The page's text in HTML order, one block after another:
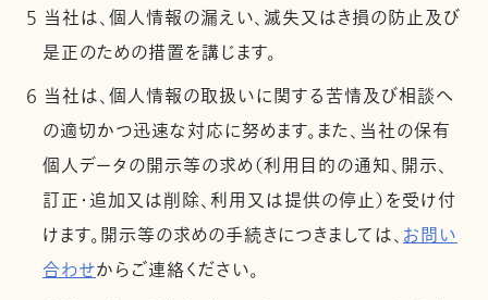
5 当社は、個人情報の漏えい、滅失又はき損の防止及び
是正のための措置を講じます。
6 当社は、個人情報の取扱いに関する苦情及び相談へ
の適切かつ迅速な対応に努めます。また、当社の保有
個人データの開示等の求め（利用目的の通知、開示、
訂正・追加又は削除、利用又は提供の停止）を受け付
けます。開示等の求めの手続きにつきましては、お問い
合わせからご連絡ください。